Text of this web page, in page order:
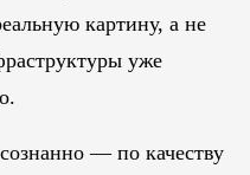
картину, а не
уже
— по качеству